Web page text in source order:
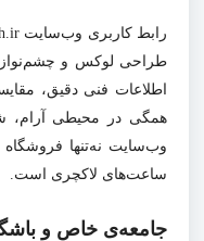
طراحی لوکس و
اطلاعات فنی دقیق،
همگی در محیطی آرام،
وب‌سایت نه‌تنها
ساعت‌های لاکچری است.
جامعه‌ی خاص و